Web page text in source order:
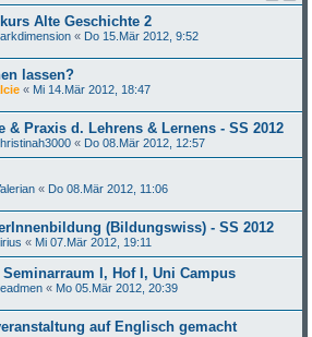
Alte Geschichte 2
« Do 15.Mär 2012, 9:52
lassen?
« Mi 14.Mär 2012, 18:47
& Praxis d. Lehrens & Lernens - SS 2012
« Do 08.Mär 2012, 12:57
« Do 08.Mär 2012, 11:06
(Bildungswiss) - SS 2012
« Mi 07.Mär 2012, 19:11
I, Hof I, Uni Campus
« Mo 05.Mär 2012, 20:39
auf Englisch gemacht